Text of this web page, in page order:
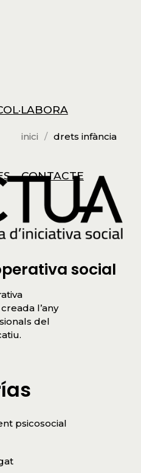
CONTACTE
inici drets infància
social
l’any
del
psicosocial